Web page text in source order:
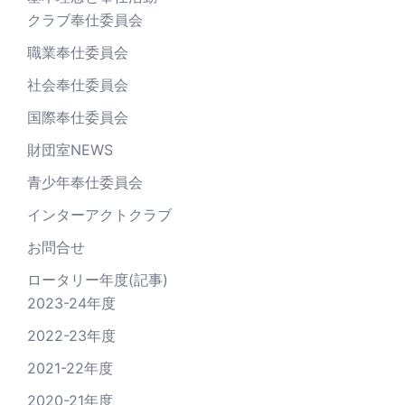
クラブ奉仕委員会
職業奉仕委員会
社会奉仕委員会
国際奉仕委員会
財団室NEWS
青少年奉仕委員会
インターアクトクラブ
お問合せ
ロータリー年度(記事)
2023-24年度
2022-23年度
2021-22年度
2020-21年度